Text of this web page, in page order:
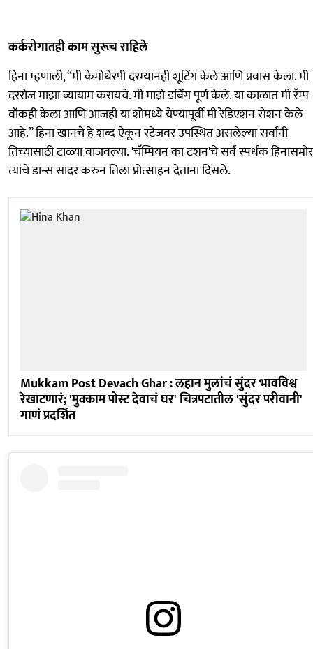
कर्करोगातही काम सुरूच राहिले
हिना म्हणाली, “मी केमोथेरपी दरम्यानही शूटिंग केले आणि प्रवास केला. मी
दररोज माझा व्यायाम करायचे. मी माझे डबिंग पूर्ण केले. या काळात मी रॅम्प
वॉकही केला आणि आजही या शोमध्ये येण्यापूर्वी मी रेडिएशन सेशन केले
आहे.” हिना खानचे हे शब्द ऐकून स्टेजवर उपस्थित असलेल्या सर्वांनी
तिच्यासाठी टाळ्या वाजवल्या. 'चॅम्पियन का टशन'चे सर्व स्पर्धक हिनासमोर
त्यांचे डान्स सादर करुन तिला प्रोत्साहन देताना दिसले.
Mukkam Post Devach Ghar : लहान मुलांचं सुंदर भावविश्व
रेखाटणारं; 'मुक्काम पोस्ट देवाचं घर' चित्रपटातील 'सुंदर परीवानी'
गाणं प्रदर्शित